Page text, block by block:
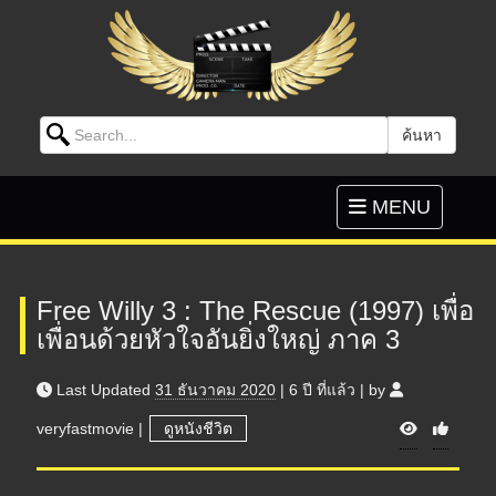
Search for: ค้นหา
Toggle
navigation
MENU
Free Willy 3 : The Rescue (1997) เพื่อ
เพื่อนด้วยหัวใจอันยิ่งใหญ่ ภาค 3
Last Updated 31 ธันวาคม 2020 | 6 ปี ที่แล้ว | by
veryfastmovie | ดูหนังชีวิต V
i